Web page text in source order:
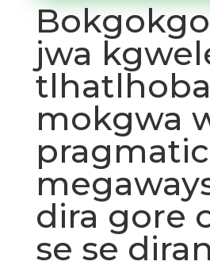
jwa
tlhatlhoba
mokgwa
dira gore
se se